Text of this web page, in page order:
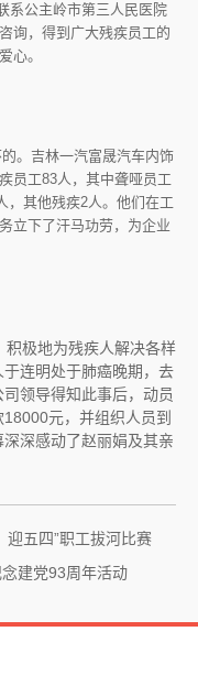
系公主岭市第三人民医院
询，得到广大残疾员工的
心。
。吉林一汽富晟汽车内饰
员工83人，其中聋哑员工
，其他残疾2人。他们在工
立下了汗马功劳，为企业
极地为残疾人解决各样
连明处于肺癌晚期，去
领导得知此事后，动员
元，并组织人员到
深感动了赵丽娟及其亲
迎五四”职工拔河比赛
建党93周年活动